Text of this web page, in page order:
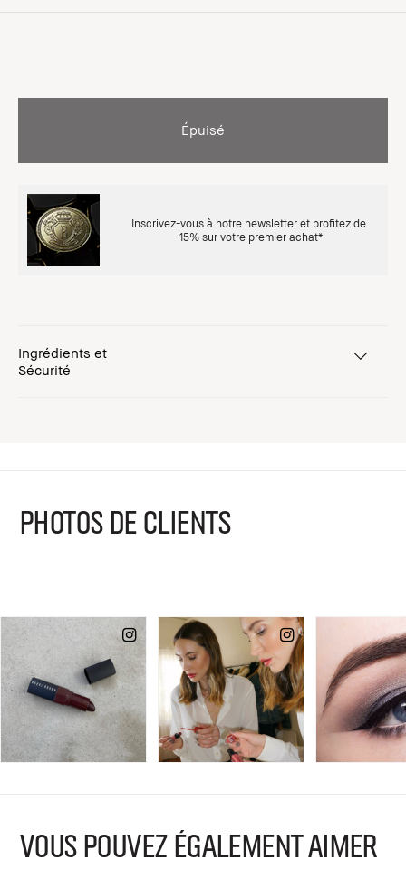
Épuisé
Inscrivez-vous à notre newsletter et profitez de
-15% sur votre premier achat*
Ingrédients et
Sécurité
PHOTOS DE CLIENTS
VOUS POUVEZ ÉGALEMENT AIMER